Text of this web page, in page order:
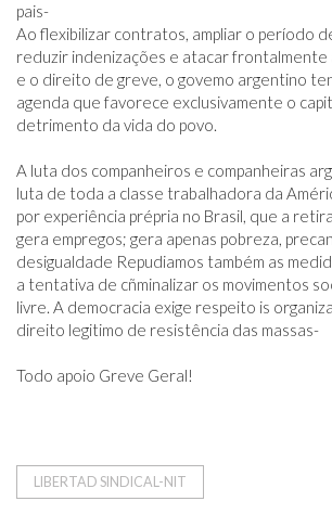
pais-
Ao flexibilizar contratos, ampliar o período
reduzir indenizações e atacar frontalmente
e o direito de greve, o govemo argentino
agenda que favorece exclusivamente o
detrimento da vida do povo.
A luta dos companheiros e companheiras
luta de toda a classe trabalhadora da
por experiência prépria no Brasil, que a
gera empregos; gera apenas pobreza,
desigualdade Repudiamos também as
a tentativa de cñminalizar os movimentos
livre. A democracia exige respeito is
direito legitimo de resistência das massas-
Todo apoio Greve Geral!
LIBERTAD SINDICAL-NIT